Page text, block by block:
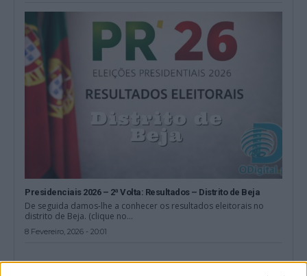
Presidenciais 2026 – 2ª Volta: Resultados – Distrito de Beja
De seguida damos-lhe a conhecer os resultados eleitorais no
distrito de Beja. (clique no...
8 Fevereiro, 2026 - 20:01